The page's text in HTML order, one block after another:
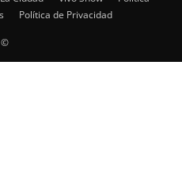
Política de Privacidad
©